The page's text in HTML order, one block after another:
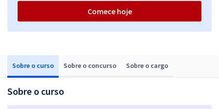
Sobre o curso Sobre o concurso Sobre o cargo
Sobre o curso
Comece hoje